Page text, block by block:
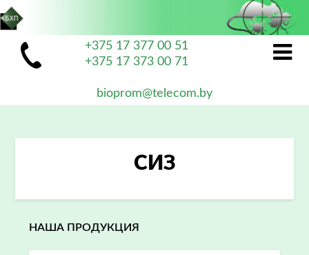
+375 17 377 00 51
+375 17 373 00 71
bioprom@telecom.by
СИЗ
НАША ПРОДУКЦИЯ